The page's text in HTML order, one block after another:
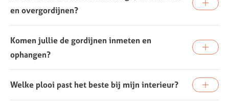
en overgordijnen?
Komen jullie de gordijnen inmeten en
ophangen?
Welke plooi past het beste bij mijn interieur?